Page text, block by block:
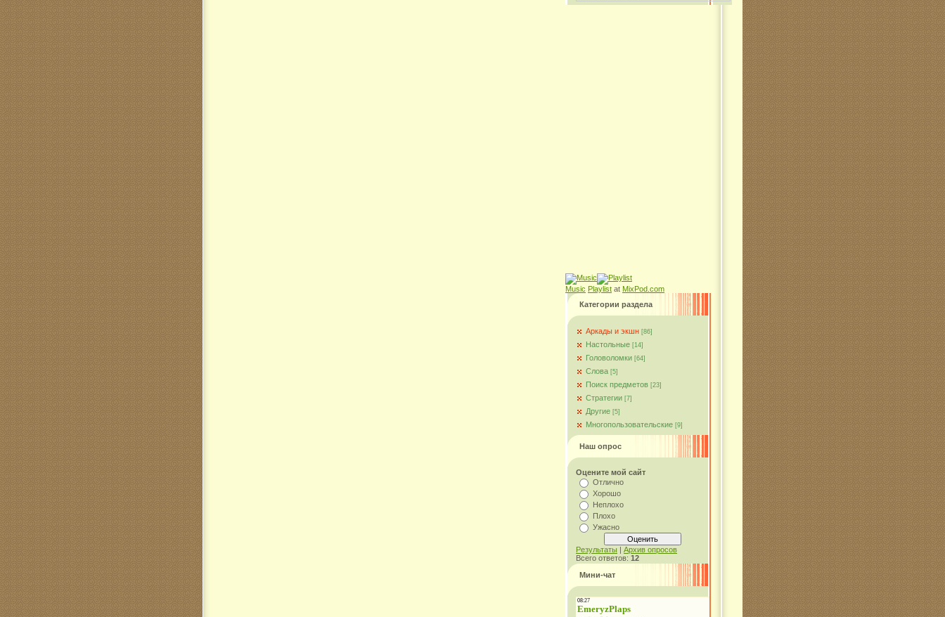
Music Playlist at MixPod.com
Категории раздела
Аркады и экшн [86]
Настольные [14]
Головоломки [64]
Слова [5]
Поиск предметов [23]
Стратегии [7]
Другие [5]
Многопользовательские [9]
Наш опрос
Оцените мой сайт
Отлично
Хорошо
Неплохо
Плохо
Ужасно
Результаты | Архив опросов
Всего ответов: 12
Мини-чат